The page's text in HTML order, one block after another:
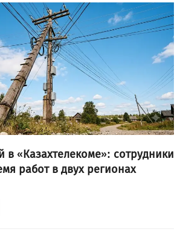
в «Казахтелекоме»: сотрудники
работ в двух регионах